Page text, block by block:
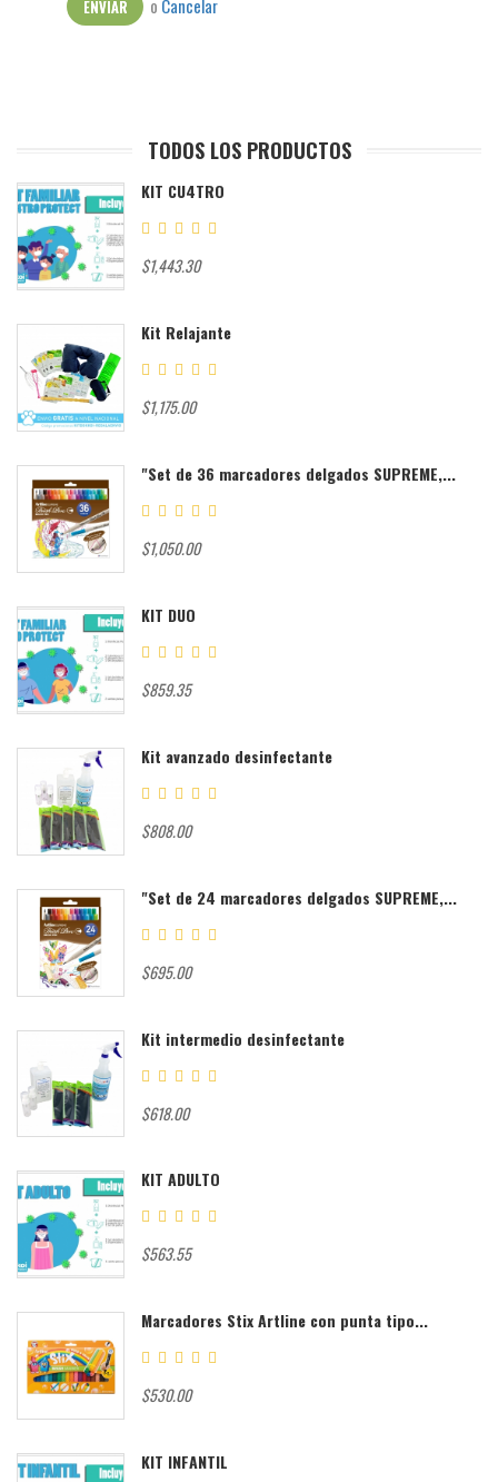
ENVIAR o Cancelar
TODOS LOS PRODUCTOS
KIT CU4TRO
$1,443.30
Kit Relajante
$1,175.00
"Set de 36 marcadores delgados SUPREME,...
$1,050.00
KIT DUO
$859.35
Kit avanzado desinfectante
$808.00
"Set de 24 marcadores delgados SUPREME,...
$695.00
Kit intermedio desinfectante
$618.00
KIT ADULTO
$563.55
Marcadores Stix Artline con punta tipo...
$530.00
KIT INFANTIL